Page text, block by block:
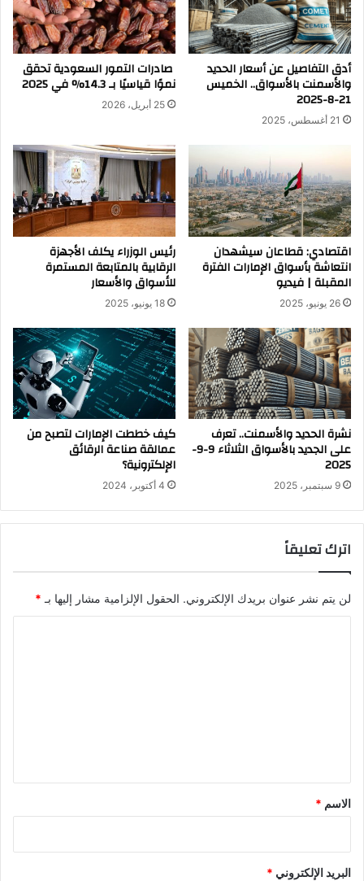
أدق التفاصيل عن أسعار الحديد
والأسمنت بالأسواق.. الخميس
21-8-2025
21 أغسطس، 2025
صادرات التمور السعودية تحقق
نموًا قياسيًا بـ 14.3% في 2025
25 أبريل، 2026
اقتصادي: قطاعان سيشهدان
انتعاشة بأسواق الإمارات الفترة
المقبلة | فيديو
26 يونيو، 2025
رئيس الوزراء يكلف الأجهزة
الرقابية بالمتابعة المستمرة
للأسواق والأسعار
18 يونيو، 2025
نشرة الحديد والأسمنت.. تعرف
على الجديد بالأسواق الثلاثاء 9-9-
2025
9 سبتمبر، 2025
كيف خططت الإمارات لتصبح من
عمالقة صناعة الرقائق
الإلكترونية؟
4 أكتوبر، 2024
اترك تعليقاً
لن يتم نشر عنوان بريدك الإلكتروني. الحقول الإلزامية مشار إليها بـ *
*
الاسم *
البريد الإلكتروني *